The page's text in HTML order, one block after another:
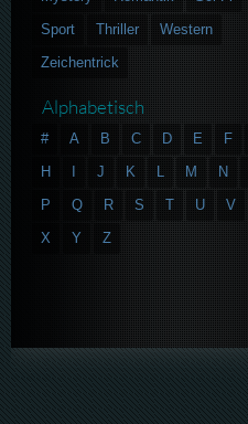
Sport
Thriller
Western
Zeichentrick
Alphabetisch
# A B C D E F
H
J K L M N
P
Q R S T U V
X
Y Z